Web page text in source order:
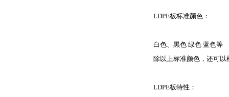
LDPE板标准颜色：
白色、黑色 绿色 蓝色等
除以上标准颜色，还可
LDPE板特性：